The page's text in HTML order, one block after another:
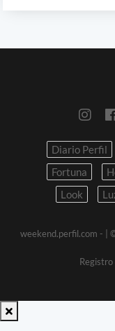
Diario Perfil
Fortuna
Look
weekend.perfil.com -
|